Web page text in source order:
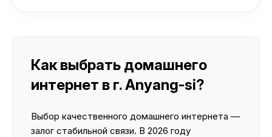
Как выбрать домашнего
интернет в г. Anyang-si?
Выбор качественного домашнего интернета —
залог стабильной связи. В 2026 году